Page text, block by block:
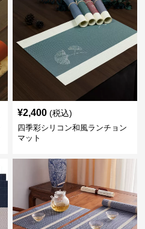
¥2,400 (税込)
四季彩シリコン和風ランチョン
マット